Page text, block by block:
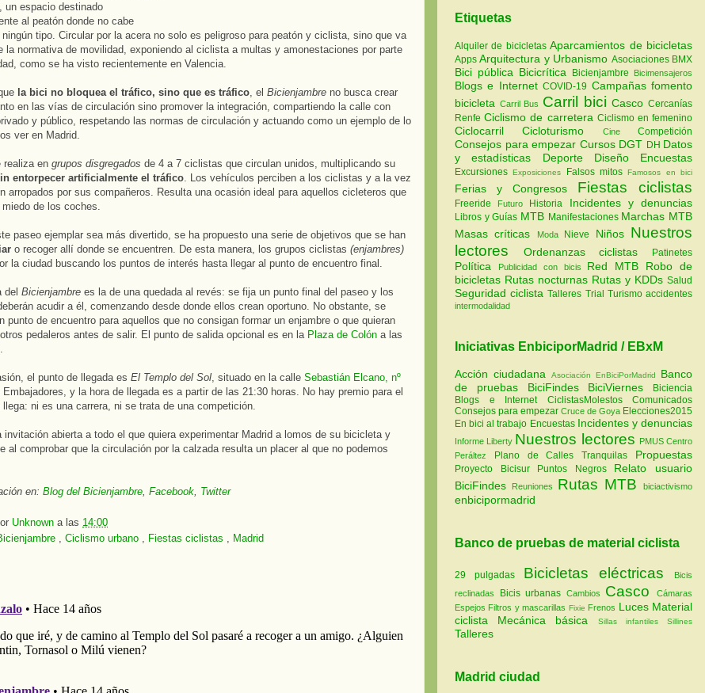
, un espacio destinado
al peatón donde no cabe
tipo. Circular por la acera no solo es peligroso para peatón y ciclista, sino que va
la normativa de movilidad, exponiendo al ciclista a multas y amonestaciones por parte
como se ha visto recientemente en Valencia.
la bici no bloquea el tráfico, sino que es tráfico, el Bicienjambre no busca crear
en las vías de circulación sino promover la integración, compartiendo la calle con
y público, respetando las normas de circulación y actuando como un ejemplo de lo
ver en Madrid.
realiza en grupos disgregados de 4 a 7 ciclistas que circulan unidos, multiplicando su
entorpecer artificialmente el tráfico. Los vehículos perciben a los ciclistas y a la vez
arropados por sus compañeros. Resulta una ocasión ideal para aquellos cicleteros que
de los coches.
paseo ejemplar sea más divertido, se ha propuesto una serie de objetivos que se han
o recoger allí donde se encuentren. De esta manera, los grupos ciclistas (enjambres)
la ciudad buscando los puntos de interés hasta llegar al punto de encuentro final.
del Bicienjambre es la de una quedada al revés: se fija un punto final del paseo y los
acudir a él, comenzando desde donde ellos crean oportuno. No obstante, se
punto de encuentro para aquellos que no consigan formar un enjambre o que quieran
pedaleros antes de salir. El punto de salida opcional es en la Plaza de Colón a las
el punto de llegada es El Templo del Sol, situado en la calle Sebastián Elcano, nº
Embajadores, y la hora de llegada es a partir de las 21:30 horas. No hay premio para el
llega: ni es una carrera, ni se trata de una competición.
invitación abierta a todo el que quiera experimentar Madrid a lomos de su bicicleta y
al comprobar que la circulación por la calzada resulta un placer al que no podemos
en: Blog del Bicienjambre, Facebook, Twitter
Unknown a las 14:00
Ciclismo urbano Fiestas ciclistas Madrid
Etiquetas
Alquiler de bicicletasAparcamientos de bicicletas
AppsArquitectura y Urbanismo Asociaciones BMX
Bici pública Bicicrítica Bicienjambre Bicimensajeros
Blogs e InternetCOVID-19 Campañas fomento
bicicleta Carril Bus Carril biciCascoCercanías
RenfeCiclismo de carretera Ciclismo en femenino
CiclocarrilCicloturismo CineCompetición
Consejos para empezar Cursos DGT DH Datos
y estadísticas Deporte Diseño Encuestas
ExcursionesExposiciones Falsos mitosFamosos en bici
Ferias y Congresos Fiestas ciclistas
Freeride Futuro Historia Incidentes y denuncias
Libros y Guías MTB Manifestaciones Marchas MTB
Masas críticas
Moda Nieve Niños Nuestros
lectores
Ordenanzas ciclistas Patinetes
Política Publicidad con bicis Red MTB Robo de
bicicletas Rutas nocturnas Rutas y KDDs Salud
Seguridad ciclistaTalleres Trial Turismoaccidentes
intermodalidad
Iniciativas EnbiciporMadrid / EBxM
Acción ciudadana Asociación EnBiciPorMadrid
Banco
de pruebas
BiciFindes BiciViernes
Biciencia
Blogs e Internet
CiclistasMolestos
Comunicados
Consejos para empezar Cruce de Goya Elecciones2015
En bici al trabajo Encuestas Incidentes y denuncias
Informe Liberty Nuestros lectores
PMUS Centro
Peráltez
Plano de Calles Tranquilas Propuestas
Proyecto Bicisur Puntos Negros
Relato usuario
BiciFindes
Reuniones Rutas MTB biciactivismo
enbicipormadrid
Banco de pruebas de material ciclista
29 pulgadas Bicicletas eléctricas
Bicis
reclinadas
Bicis urbanas Cambios Casco
Cámaras
Espejos Filtros y mascarillas Fixie Frenos Luces Material
ciclista
Mecánica básica Sillas infantiles Sillines
Talleres
Madrid ciudad